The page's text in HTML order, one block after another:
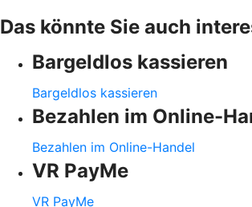
Das könnte Sie auch
Bargeldlos kassieren
Bargeldlos kassieren
Bezahlen im Online-
Bezahlen im Online-Handel
VR PayMe
VR PayMe